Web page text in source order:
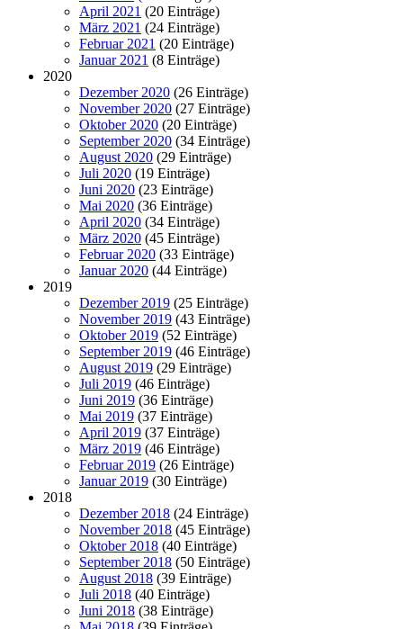
April 2021 (20 Einträge)
März 2021 (24 Einträge)
Februar 2021 (20 Einträge)
Januar 2021 (8 Einträge)
2020
Dezember 2020 (26 Einträge)
November 2020 (27 Einträge)
Oktober 2020 (20 Einträge)
September 2020 (34 Einträge)
August 2020 (29 Einträge)
Juli 2020 (19 Einträge)
Juni 2020 (23 Einträge)
Mai 2020 (36 Einträge)
April 2020 (34 Einträge)
März 2020 (45 Einträge)
Februar 2020 (33 Einträge)
Januar 2020 (44 Einträge)
2019
Dezember 2019 (25 Einträge)
November 2019 (43 Einträge)
Oktober 2019 (52 Einträge)
September 2019 (46 Einträge)
August 2019 (29 Einträge)
Juli 2019 (46 Einträge)
Juni 2019 (36 Einträge)
Mai 2019 (37 Einträge)
April 2019 (37 Einträge)
März 2019 (46 Einträge)
Februar 2019 (26 Einträge)
Januar 2019 (30 Einträge)
2018
Dezember 2018 (24 Einträge)
November 2018 (45 Einträge)
Oktober 2018 (40 Einträge)
September 2018 (50 Einträge)
August 2018 (39 Einträge)
Juli 2018 (40 Einträge)
Juni 2018 (38 Einträge)